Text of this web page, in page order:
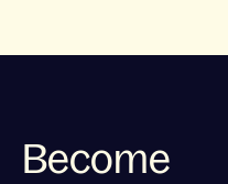
Become